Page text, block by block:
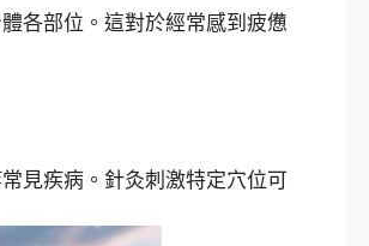
各部位。這對於經常感到疲憊
見疾病。針灸刺激特定穴位可